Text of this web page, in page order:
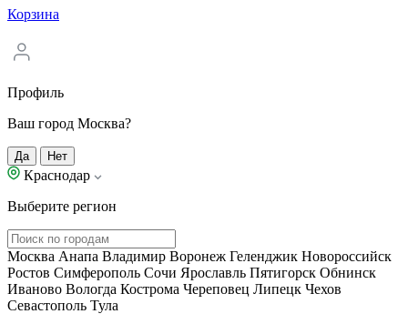
Корзина
Профиль
Ваш город Москва?
Да Нет
Краснодар
Выберите регион
Москва Анапа Владимир Воронеж Геленджик Новороссийск
Ростов Симферополь Сочи Ярославль Пятигорск Обнинск
Иваново Вологда Кострома Череповец Липецк Чехов
Севастополь Тула